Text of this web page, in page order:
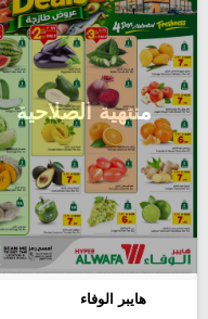
منتهية الصلاحية
هايبر الوفاء